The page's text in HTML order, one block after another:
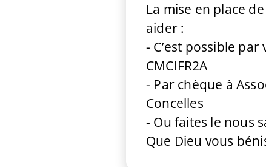
La mise en place
aider :
- C’est possible
CMCIFR2A
- Par chèque à
Concelles
- Ou faites le nous
Que Dieu vous